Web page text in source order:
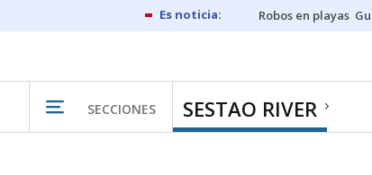
Robos en playas
SECCIONES SESTAO RIVER